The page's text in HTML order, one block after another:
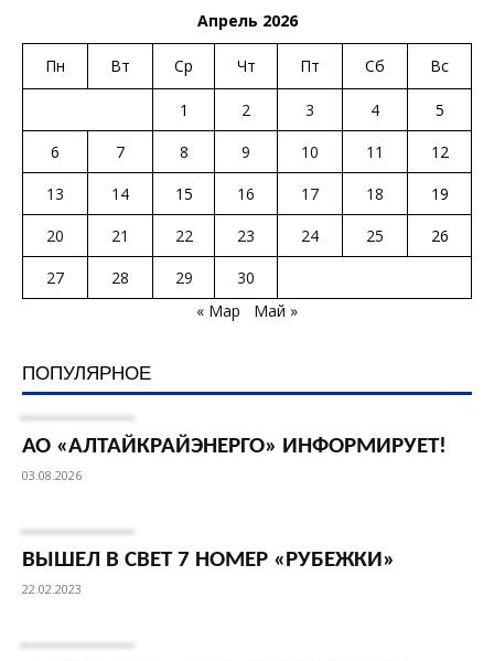
Апрель 2026
Пн Вт Ср Чт Пт Сб Вс
1 2 3 4
5
6
7 8 9 10 11
12
13
14 15 16 17 18
19
20
21 22 23 24 25
26
27
28 29
30
« Мар
Май »
ПОПУЛЯРНОЕ
АО «АЛТАЙКРАЙЭНЕРГО» ИНФОРМИРУЕТ!
03.08.2026
ВЫШЕЛ В СВЕТ 7 НОМЕР «РУБЕЖКИ»
22.02.2023